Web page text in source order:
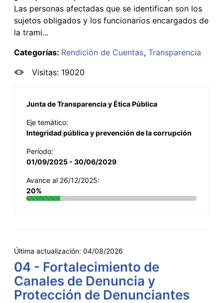
Las personas afectadas que se identifican son los
sujetos obligados y los funcionarios encargados de
la trami...
Categorías: Rendición de Cuentas Transparencia
Visitas: 19020
Junta de Transparencia y Ética Pública
Eje temático:
Integridad pública y prevención de la corrupción
Período:
01/09/2025 - 30/06/2029
Avance al 26/12/2025:
20%
Última actualización: 04/08/2026
04 - Fortalecimiento de
Canales de Denuncia y
Protección de Denunciantes